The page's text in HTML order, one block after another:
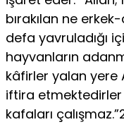
bırakılan ne
defa yavruladığı
hayvanların
kâfirler yalan yere
iftira etmektedirler
kafaları